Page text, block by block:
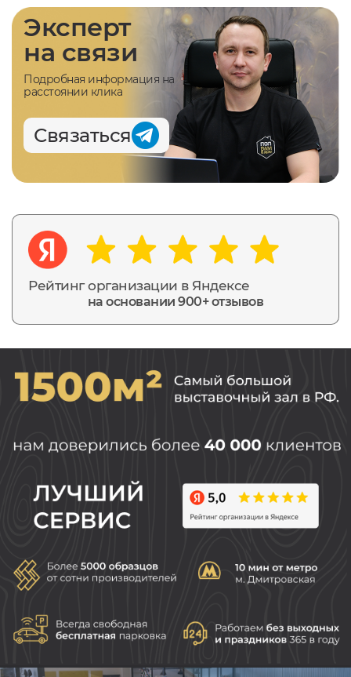
Рейтинг организации в Яндексе
на основании 900+ отзывов
Эксперт
на связи
Подробная информация на
расстоянии клика
Связаться